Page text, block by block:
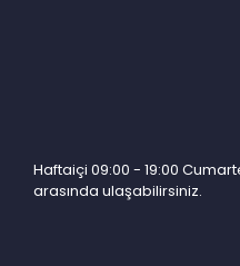
Haftaiçi 09:00 - 19:00
arasında ulaşabilirsiniz.